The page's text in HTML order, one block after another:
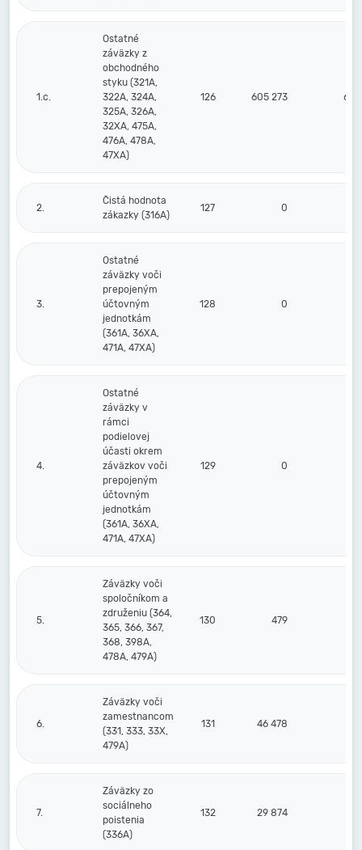
1.c.
Ostatné
záväzky z
obchodného
styku (321A,
322A, 324A,
325A, 326A,
32XA, 475A,
476A, 478A,
47XA)
126 605 273
2.
Čistá hodnota
zákazky (316A)
127 0
3.
Ostatné
záväzky voči
prepojeným
účtovným
jednotkám
(361A, 36XA,
471A, 47XA)
128 0
4.
Ostatné
záväzky v
rámci
podielovej
účasti okrem
záväzkov voči
prepojeným
účtovným
jednotkám
(361A, 36XA,
471A, 47XA)
129 0
5.
Záväzky voči
spoločníkom a
združeniu (364,
365, 366, 367,
368, 398A,
478A, 479A)
130 479
6.
Záväzky voči
zamestnancom
(331, 333, 33X,
479A)
131 46 478
7.
Záväzky zo
sociálneho
poistenia
(336A)
132 29 874